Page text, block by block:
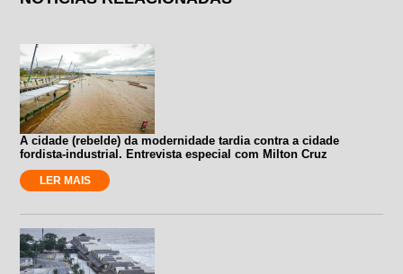
A cidade (rebelde) da modernidade tardia contra a cidade
fordista-industrial. Entrevista especial com Milton Cruz
LER MAIS